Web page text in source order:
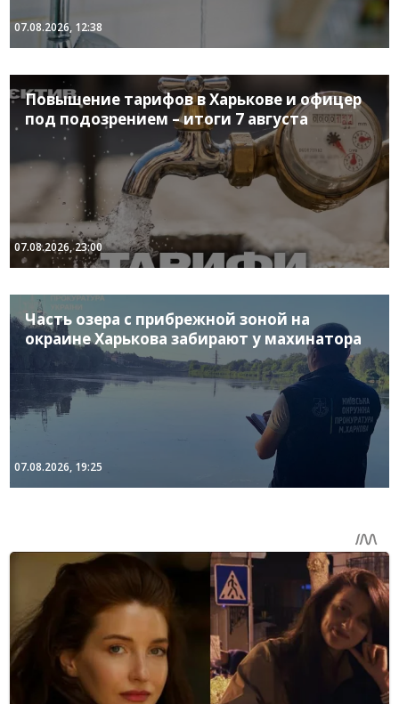
07.08.2026, 12:38
Повышение тарифов в Харькове и офицер
под подозрением – итоги 7 августа
07.08.2026, 23:00
Часть озера с прибрежной зоной на
окраине Харькова забирают у махинатора
07.08.2026, 19:25